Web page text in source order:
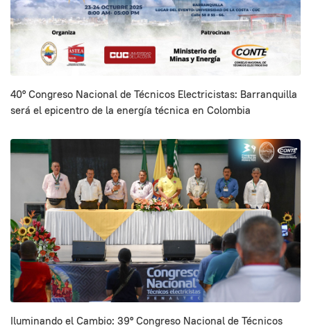
40° Congreso Nacional de Técnicos Electricistas: Barranquilla
será el epicentro de la energía técnica en Colombia
Iluminando el Cambio: 39º Congreso Nacional de Técnicos